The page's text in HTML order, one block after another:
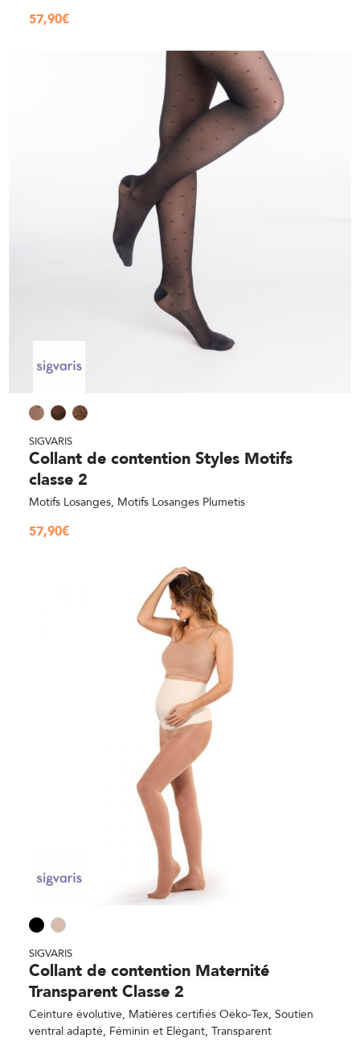
57,90€
SIGVARIS
Collant de contention Styles Motifs
classe 2
Motifs Losanges, Motifs Losanges Plumetis
57,90€
SIGVARIS
Collant de contention Maternité
Transparent Classe 2
Ceinture évolutive, Matières certifiés Oeko-Tex, Soutien
ventral adapté, Féminin et Elégant, Transparent